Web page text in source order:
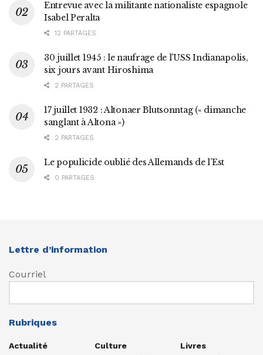
Entrevue avec la militante nationaliste espagnole
Isabel Peralta
12 PARTAGES
30 juillet 1945 : le naufrage de l’USS Indianapolis,
six jours avant Hiroshima
2 PARTAGES
17 juillet 1932 : Altonaer Blutsonntag (« dimanche
sanglant à Altona »)
2 PARTAGES
Le populicide oublié des Allemands de l’Est
0 PARTAGES
Lettre d’information
Courriel
Rubriques
Actualité
Culture
Livres